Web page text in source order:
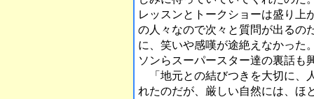
レッスンとトークショーは盛り上
の人々なので次々と質問が出るの
に、笑いや感嘆が途絶えなかった
ソンらスーパースター達の裏話も
「地元との結びつきを大切に、
れたのだが、厳しい自然には、ほ